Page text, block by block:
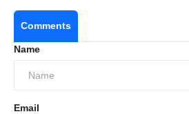
Comments
Name
Email